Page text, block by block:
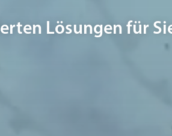
Lösungen für